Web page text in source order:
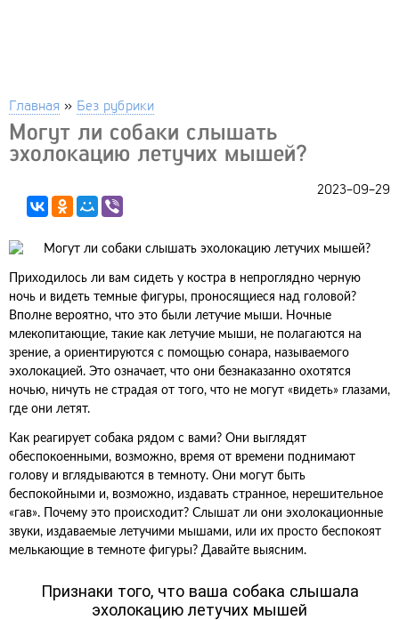
Главная » Без рубрики
Могут ли собаки слышать
эхолокацию летучих мышей?
2023-09-29
Приходилось ли вам сидеть у костра в непроглядно черную
ночь и видеть темные фигуры, проносящиеся над головой?
Вполне вероятно, что это были летучие мыши. Ночные
млекопитающие, такие как летучие мыши, не полагаются на
зрение, а ориентируются с помощью сонара, называемого
эхолокацией. Это означает, что они безнаказанно охотятся
ночью, ничуть не страдая от того, что не могут «видеть» глазами,
где они летят.
Как реагирует собака рядом с вами? Они выглядят
обеспокоенными, возможно, время от времени поднимают
голову и вглядываются в темноту. Они могут быть
беспокойными и, возможно, издавать странное, нерешительное
«гав». Почему это происходит? Слышат ли они эхолокационные
звуки, издаваемые летучими мышами, или их просто беспокоят
мелькающие в темноте фигуры? Давайте выясним.
Признаки того, что ваша собака слышала
эхолокацию летучих мышей